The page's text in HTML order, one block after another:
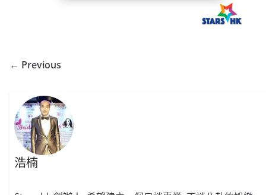
← Previous
浩楠